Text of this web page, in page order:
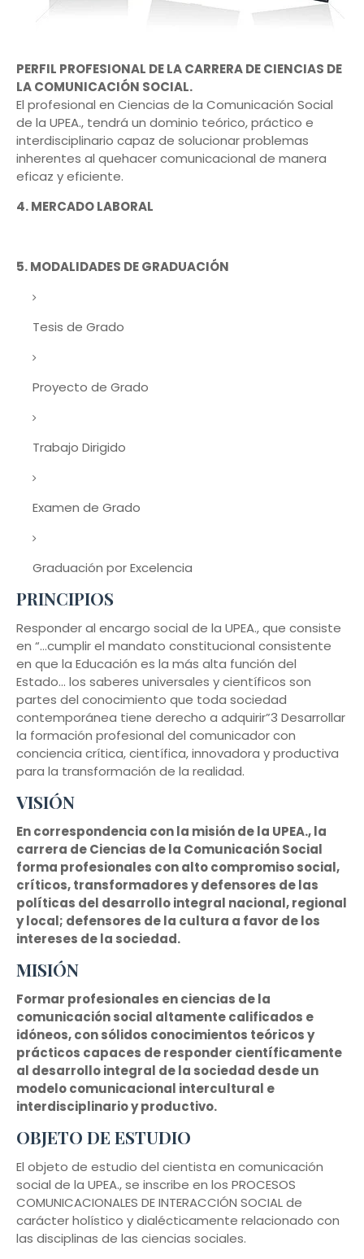
PERFIL PROFESIONAL DE LA CARRERA DE CIENCIAS DE
LA COMUNICACIÓN SOCIAL.
El profesional en Ciencias de la Comunicación Social
de la UPEA., tendrá un dominio teórico, práctico e
interdisciplinario capaz de solucionar problemas
inherentes al quehacer comunicacional de manera
eficaz y eficiente.
4. MERCADO LABORAL
5. MODALIDADES DE GRADUACIÓN
Tesis de Grado
Proyecto de Grado
Trabajo Dirigido
Examen de Grado
Graduación por Excelencia
PRINCIPIOS
Responder al encargo social de la UPEA., que consiste
en “...cumplir el mandato constitucional consistente
en que la Educación es la más alta función del
Estado... los saberes universales y científicos son
partes del conocimiento que toda sociedad
contemporánea tiene derecho a adquirir”3 Desarrollar
la formación profesional del comunicador con
conciencia crítica, científica, innovadora y productiva
para la transformación de la realidad.
VISIÓN
En correspondencia con la misión de la UPEA., la
carrera de Ciencias de la Comunicación Social
forma profesionales con alto compromiso social,
críticos, transformadores y defensores de las
políticas del desarrollo integral nacional, regional
y local; defensores de la cultura a favor de los
intereses de la sociedad.
MISIÓN
Formar profesionales en ciencias de la
comunicación social altamente calificados e
idóneos, con sólidos conocimientos teóricos y
prácticos capaces de responder científicamente
al desarrollo integral de la sociedad desde un
modelo comunicacional intercultural e
interdisciplinario y productivo.
OBJETO DE ESTUDIO
El objeto de estudio del cientista en comunicación
social de la UPEA., se inscribe en los PROCESOS
COMUNICACIONALES DE INTERACCIÓN SOCIAL de
carácter holístico y dialécticamente relacionado con
las disciplinas de las ciencias sociales.